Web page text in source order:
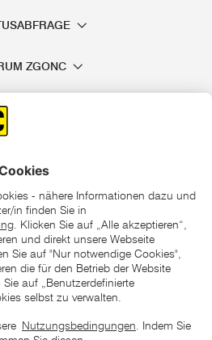
ZGONC
niedrigste von uns in den letzten 30
Beginn dieser Aktion verlangte Preis
Preisen auf dieser Website sind die
zu verstehen